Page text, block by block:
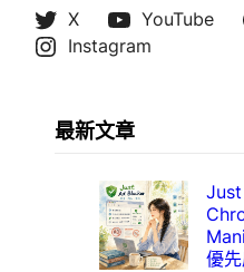
X YouTube
Instagram
最新文章
優